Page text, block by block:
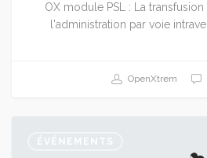
OX module PSL : La
l'administration par voie
OpenXtrem
ÉVÉNEMENTS